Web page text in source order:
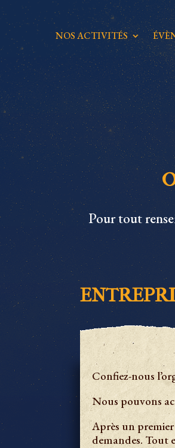
NOS ACTIVITÉS
Pour tout
Confiez-nous
Nous pouvons
Après un
demandes. Tout